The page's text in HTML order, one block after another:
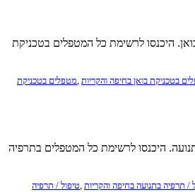
היכנסו לרשימת כל המטפלים בטכניקת
בטכניקת בואן בחיפה והקריות מטפלים בטכניקת
היכנסו לרשימת כל המטפלים בתרפיה
/ תרפיה בתנועה בחיפה והקריות ,טיפול / תרפיה